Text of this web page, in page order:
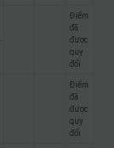
Điểm
đã
được
quy
đổi
Điểm
đã
được
quy
đổi